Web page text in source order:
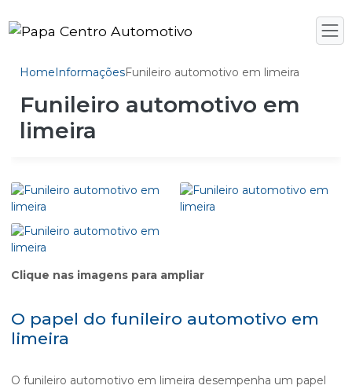
HomeInformaçõesFunileiro automotivo em limeira
Funileiro automotivo em
limeira
Clique nas imagens para ampliar
O papel do funileiro automotivo em
limeira
O funileiro automotivo em limeira desempenha um papel